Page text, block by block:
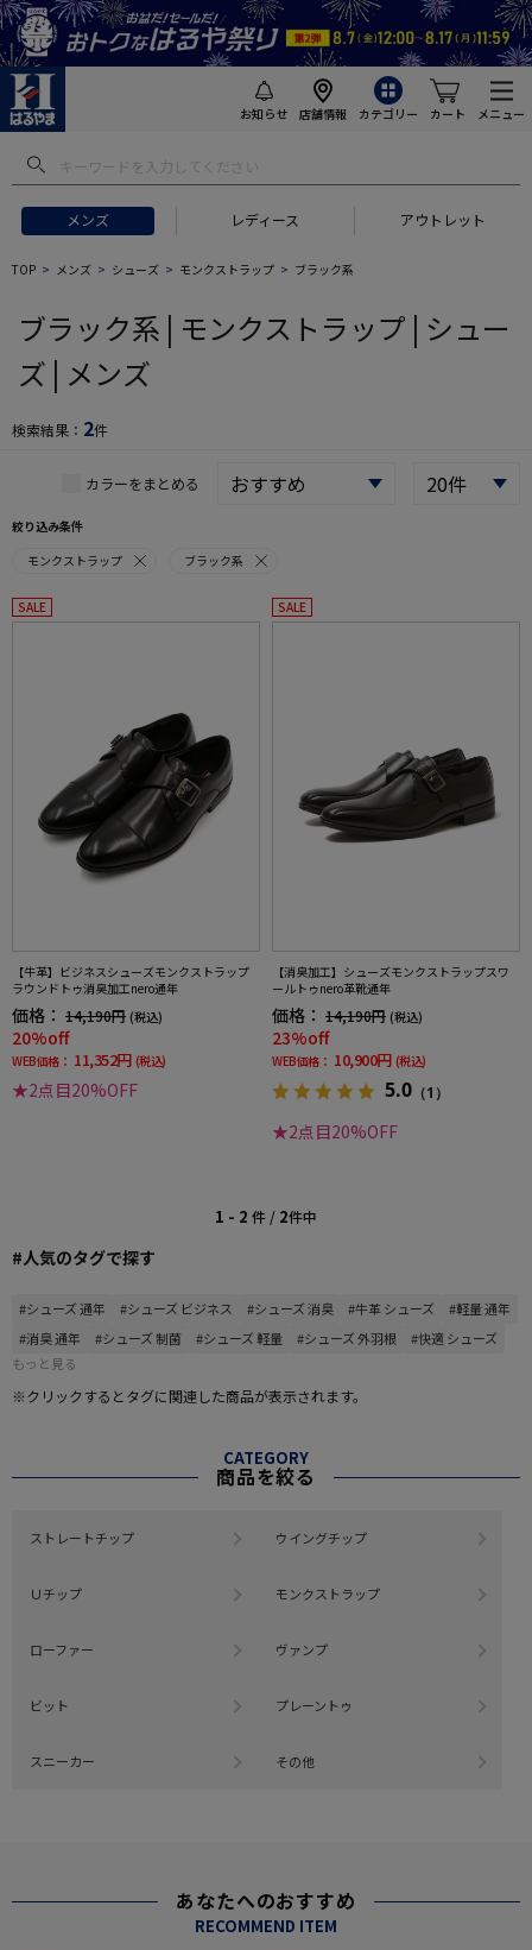
お知らせ 店舗情報 カテゴリー カート メニュー
メンズ レディース アウトレット
フトにおすすめ #セットアップ スーツ
TOP メンズ シューズ モンクストラップ ブラック系
ブラック系 | モンクストラップ | シュー
ズ | メンズ
検索結果： 2件
カラーをまとめる
絞り込み条件
モンクストラップ
ブラック系
SALE
【牛革】ビジネスシューズモンクストラップ
ラウンドトゥ消臭加工nero通年
価格： 14,190円 (税込)
20%off
WEB価格： 11,352円 (税込)
★2点目20%OFF
SALE
【消臭加工】シューズモンクストラップスワ
ールトゥnero革靴通年
価格： 14,190円 (税込)
23%off
WEB価格： 10,900円 (税込)
5.0 （1）
★2点目20%OFF
1 - 2 件 / 2件中
#人気のタグで探す
#シューズ 通年 #シューズ ビジネス #シューズ 消臭 #牛革 シューズ
#軽量 通年
#消臭 通年
#シューズ 制菌 #シューズ 軽量 #シューズ 外羽根
#快適 シューズ
もっと見る
※クリックするとタグに関連した商品が表示されます。
CATEGORY
商品を絞る
ストレートチップ ウイングチップ
Ｕチップ モンクストラップ
ローファー ヴァンプ
ビット プレーントゥ
スニーカー その他
あなたへのおすすめ
RECOMMEND ITEM